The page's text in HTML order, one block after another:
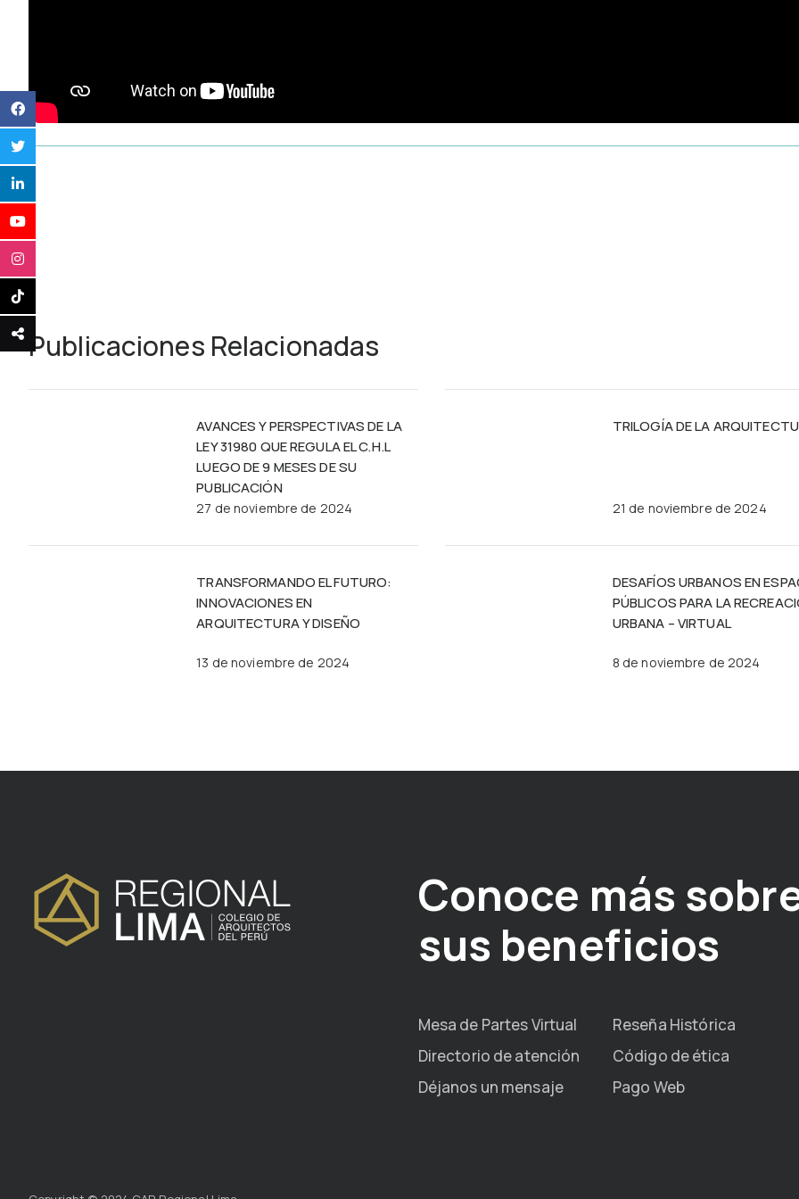
Publicaciones Relacionadas
AVANCES Y PERSPECTIVAS DE LA
LEY 31980 QUE REGULA EL C.H.L
LUEGO DE 9 MESES DE SU
PUBLICACIÓN
27 de noviembre de 2024
TRILOGÍA DE LA
21 de noviembre de 2024
TRANSFORMANDO EL FUTURO:
INNOVACIONES EN
ARQUITECTURA Y DISEÑO
13 de noviembre de 2024
DESAFÍOS URBANOS EN
PÚBLICOS PARA LA
URBANA – VIRTUAL
8 de noviembre de 2024
Conoce más
sus beneficios
Mesa de Partes Virtual Reseña Histórica
Directorio de atención
Código de ética
Déjanos un mensaje
Pago Web